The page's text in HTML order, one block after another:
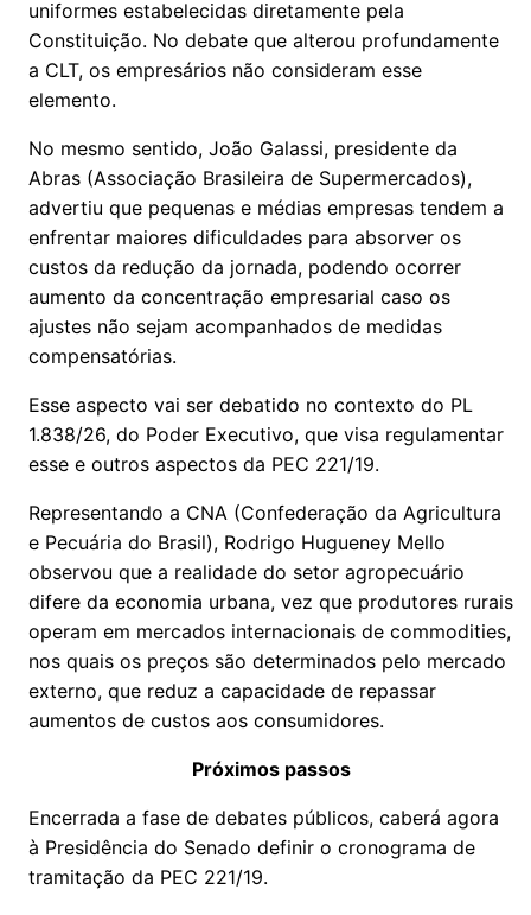
uniformes estabelecidas diretamente pela
Constituição. No debate que alterou profundamente
a CLT, os empresários não consideram esse
elemento.
No mesmo sentido, João Galassi, presidente da
Abras (Associação Brasileira de Supermercados),
advertiu que pequenas e médias empresas tendem a
enfrentar maiores dificuldades para absorver os
custos da redução da jornada, podendo ocorrer
aumento da concentração empresarial caso os
ajustes não sejam acompanhados de medidas
compensatórias.
Esse aspecto vai ser debatido no contexto do PL
1.838/26, do Poder Executivo, que visa regulamentar
esse e outros aspectos da PEC 221/19.
Representando a CNA (Confederação da Agricultura
e Pecuária do Brasil), Rodrigo Hugueney Mello
observou que a realidade do setor agropecuário
difere da economia urbana, vez que produtores rurais
operam em mercados internacionais de commodities,
nos quais os preços são determinados pelo mercado
externo, que reduz a capacidade de repassar
aumentos de custos aos consumidores.
Próximos passos
Encerrada a fase de debates públicos, caberá agora
à Presidência do Senado definir o cronograma de
tramitação da PEC 221/19.